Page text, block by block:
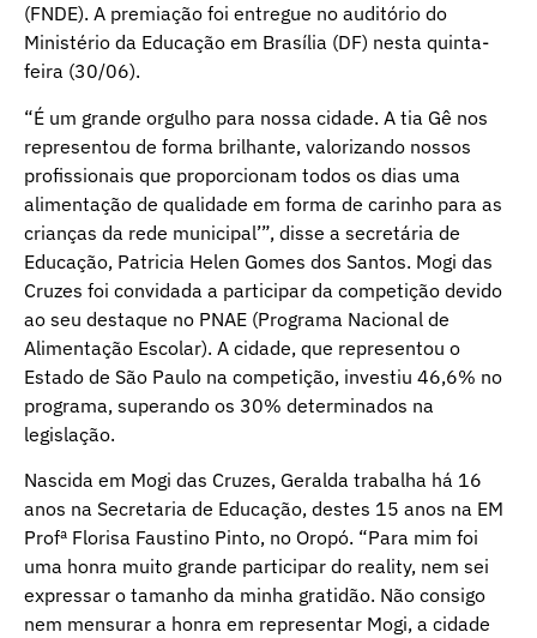
(FNDE). A premiação foi entregue no auditório do
Ministério da Educação em Brasília (DF) nesta quinta-
feira (30/06).
“É um grande orgulho para nossa cidade. A tia Gê nos
representou de forma brilhante, valorizando nossos
profissionais que proporcionam todos os dias uma
alimentação de qualidade em forma de carinho para as
crianças da rede municipal’”, disse a secretária de
Educação, Patricia Helen Gomes dos Santos. Mogi das
Cruzes foi convidada a participar da competição devido
ao seu destaque no PNAE (Programa Nacional de
Alimentação Escolar). A cidade, que representou o
Estado de São Paulo na competição, investiu 46,6% no
programa, superando os 30% determinados na
legislação.
Nascida em Mogi das Cruzes, Geralda trabalha há 16
anos na Secretaria de Educação, destes 15 anos na EM
Profª Florisa Faustino Pinto, no Oropó. “Para mim foi
uma honra muito grande participar do reality, nem sei
expressar o tamanho da minha gratidão. Não consigo
nem mensurar a honra em representar Mogi, a cidade